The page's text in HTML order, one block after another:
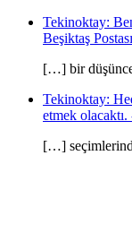
Tekinoktay:
Beşiktaş Postası
[…] bir düşünce
Tekinoktay:
etmek olacaktı.
[…]